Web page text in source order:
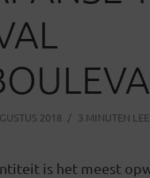
2018 3 MINUTEN
is het meest